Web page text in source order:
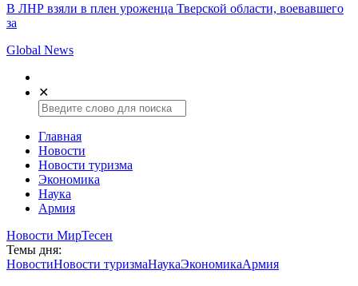
В ЛНР взяли в плен уроженца Тверской области, воевавшего
за
Global News
✕
Главная
Новости
Новости туризма
Экономика
Наука
Армия
Новости МирТесен
Темы дня:
НовостиНовости туризмаНаукаЭкономикаАрмия